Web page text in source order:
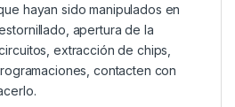
hayan sido manipulados en
apertura de la
extracción de chips,
contacten con